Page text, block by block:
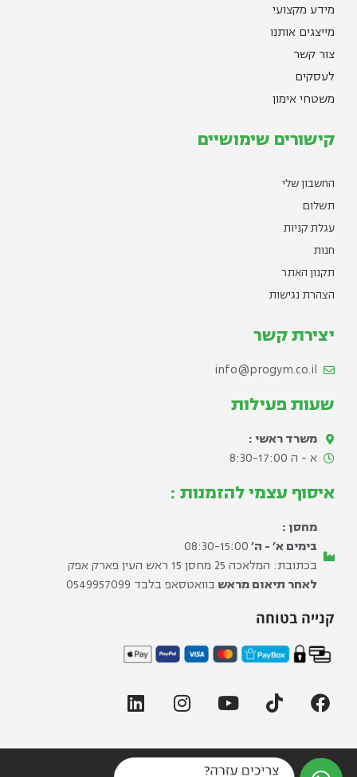
מידע מקצועי
מייצגים אותנו
צור קשר
לעסקים
משטחי אימון
קישורים שימושיים
החשבון שלי
תשלום
עגלת קניות
חנות
תקנון האתר
הצהרת נגישות
יצירת קשר
info@progym.co.il
שעות פעילות
משרד ראשי :
א - ה 8:30-17:00​
איסוף עצמי להזמנות :
מחסן :
בימים א׳ - ה׳08:30-15:00
בכתובת: המלאכה 25 מחסן 15 ראש העין פארק אפק
לאחר תיאום מראש בוואטסאפ בלבד ⁦0549957099⁩
קנייה בטוחה